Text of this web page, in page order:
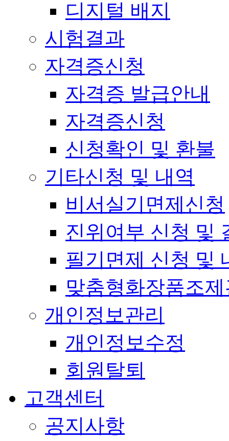
디지털 배지
시험결과
자격증신청
자격증 발급안내
자격증신청
신청확인 및 환불
기타신청 및 내역
비서실기면제신청
진위여부 신청 및
필기면제 신청 및
맞춤형화장품조
개인정보관리
개인정보수정
회원탈퇴
고객센터
공지사항